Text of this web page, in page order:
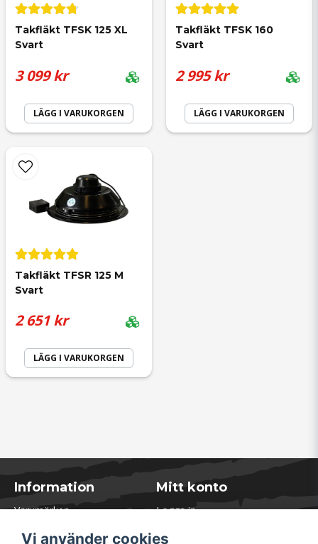
Takfläkt TFSK 125 XL
Svart
3 099 kr
LÄGG I VARUKORGEN
Takfläkt TFSK 160
Svart
2 995 kr
LÄGG I VARUKORGEN
Takfläkt TFSR 125 M
Svart
2 651 kr
LÄGG I VARUKORGEN
Information
Varumärken
Kontakta oss
Mitt konto
Logga in
Glömt lösenord?
Vi använder cookies